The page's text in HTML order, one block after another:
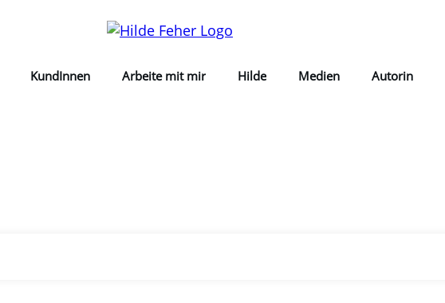
KundInnen Arbeite mit mir Hilde Medien Autorin